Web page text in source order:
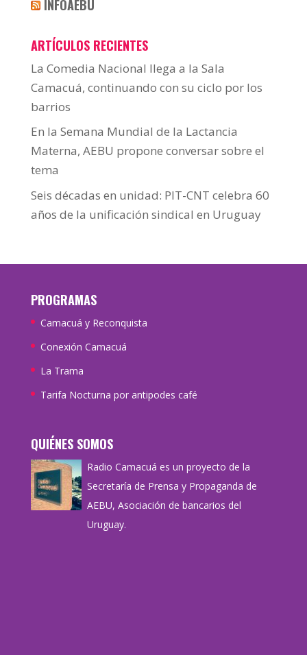
INFOAEBU
ARTÍCULOS RECIENTES
La Comedia Nacional llega a la Sala
Camacuá, continuando con su ciclo por los
barrios
En la Semana Mundial de la Lactancia
Materna, AEBU propone conversar sobre el
tema
Seis décadas en unidad: PIT-CNT celebra 60
años de la unificación sindical en Uruguay
PROGRAMAS
Camacuá y Reconquista
Conexión Camacuá
La Trama
Tarifa Nocturna por antipodes café
QUIÉNES SOMOS
Radio Camacuá es un proyecto de la
Secretaría de Prensa y Propaganda de
AEBU, Asociación de bancarios del
Uruguay.